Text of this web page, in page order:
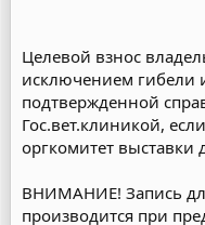
Целевой взнос
исключением гибели
подтвержденной
Гос.вет.клиникой,
оргкомитет выставки
ВНИМАНИЕ! Запись
производится при